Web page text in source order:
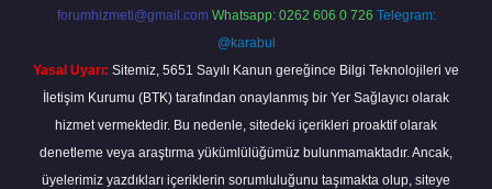
forumhizmeti@gmail.com Whatsapp: 0262 606 0 726 Telegram:
@karabul
Yasal Uyarı: Sitemiz, 5651 Sayılı Kanun gereğince Bilgi Teknolojileri ve
İletişim Kurumu (BTK) tarafından onaylanmış bir Yer Sağlayıcı olarak
hizmet vermektedir. Bu nedenle, sitedeki içerikleri proaktif olarak
denetleme veya araştırma yükümlülüğümüz bulunmamaktadır. Ancak,
üyelerimiz yazdıkları içeriklerin sorumluluğunu taşımakta olup, siteye